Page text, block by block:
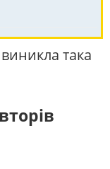
така